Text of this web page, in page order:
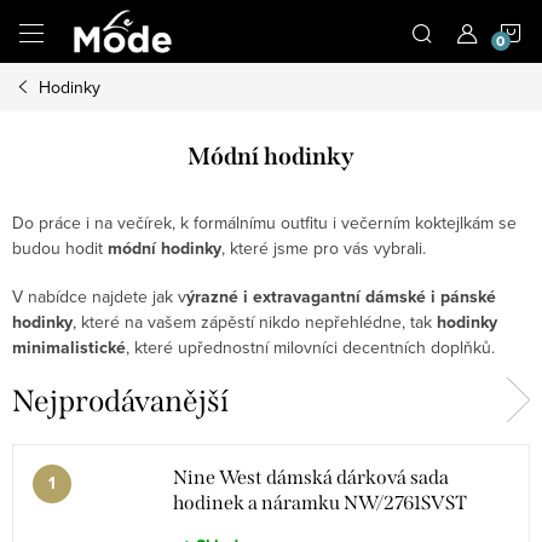
obsah
Hodinky
Módní hodinky
Do práce i na večírek, k formálnímu outfitu i večerním koktejlkám se
budou hodit módní hodinky, které jsme pro vás vybrali.
V nabídce najdete jak výrazné i extravagantní dámské i pánské
hodinky, které na vašem zápěstí nikdo nepřehlédne, tak hodinky
minimalistické, které upřednostní milovníci decentních doplňků.
Nejprodávanější
Nine West dámská dárková sada
hodinek a náramku NW/2761SVST